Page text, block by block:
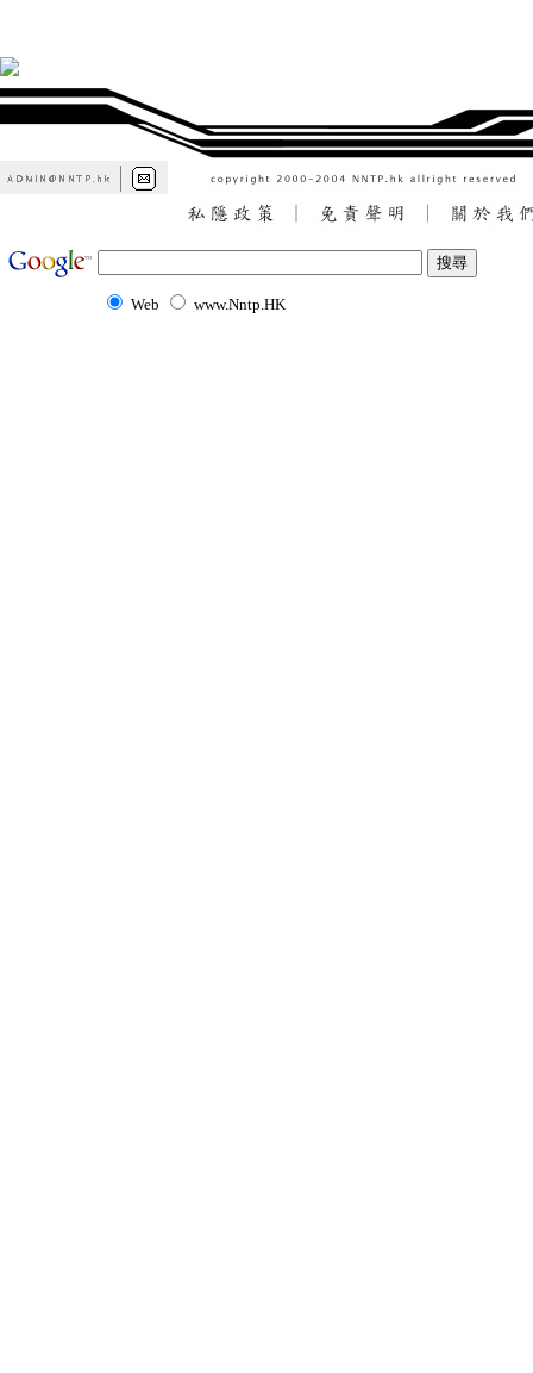
Web www.Nntp.HK